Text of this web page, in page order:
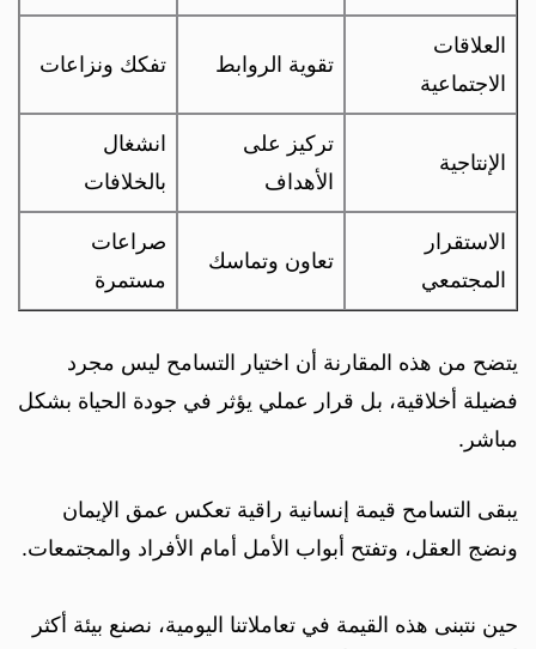
العلاقات
الاجتماعية
تقوية الروابط تفكك ونزاعات
الإنتاجية
تركيز على
الأهداف
انشغال
بالخلافات
الاستقرار
المجتمعي
تعاون وتماسك
صراعات
مستمرة
يتضح من هذه المقارنة أن اختيار التسامح ليس مجرد
فضيلة أخلاقية، بل قرار عملي يؤثر في جودة الحياة بشكل
مباشر.
يبقى التسامح قيمة إنسانية راقية تعكس عمق الإيمان
ونضج العقل، وتفتح أبواب الأمل أمام الأفراد والمجتمعات.
حين نتبنى هذه القيمة في تعاملاتنا اليومية، نصنع بيئة أكثر